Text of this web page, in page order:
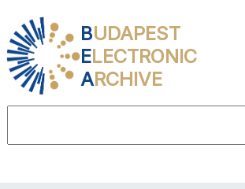
BUDAPEST
ELECTRONIC
ARCHIVE